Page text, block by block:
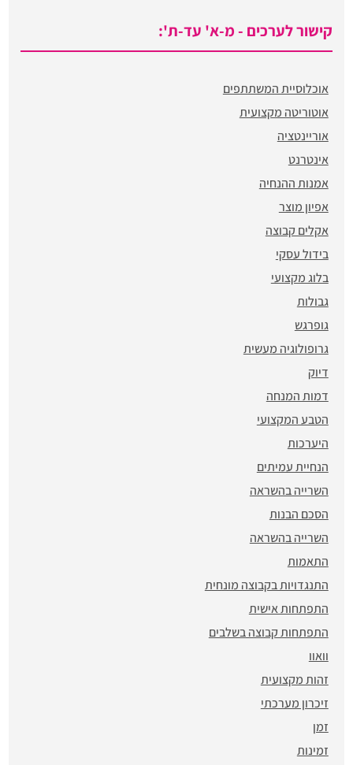
קישור לערכים - מ-א' עד-ת':
אוכלוסיית המשתתפים
אוטוריטה מקצועית
אוריינטציה
אינטרנט
אמנות ההנחיה
אפיון מוצר
אקלים קבוצה
בידול עסקי
בלוג מקצועי
גבולות
גופרגש
גרופולוגיה מעשית
דיוק
דמות המנחה
הטבע המקצועי
היערכות
הנחיית עמיתים
השרייה בהשראה
הסכם הבנות
השרייה בהשראה
התאמות
התנגדויות בקבוצה מונחית
התפתחות אישית
התפתחות קבוצה בשלבים
וואוו
זהות מקצועית
זיכרון מערכתי
זמן
זמינות